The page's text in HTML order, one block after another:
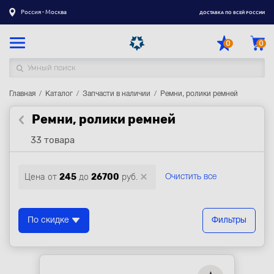
Россия - Москва ДОСТАВКА ПО ВСЕЙ РОССИИ
0 0
Каталог товаров
Регистрация|Вход
Доставка
Контакты
Акции
Главная Каталог Запчасти в наличии Ремни, ролики ремней
Ремни, ролики ремней
33 товара
Цена от 245 до 26700 руб. Очистить все
По скидке Фильтры